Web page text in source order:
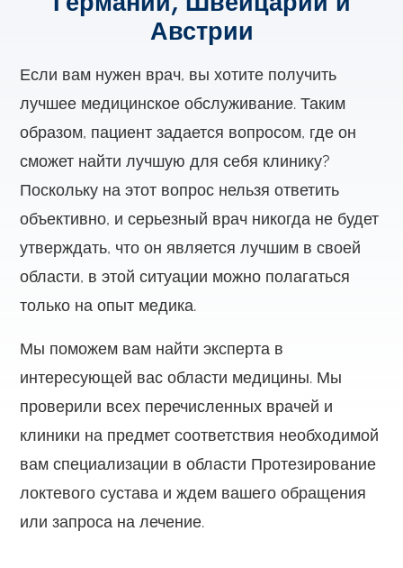
Австрии
Если вам нужен врач, вы хотите получить
лучшее медицинское обслуживание. Таким
образом, пациент задается вопросом, где он
сможет найти лучшую для себя клинику?
Поскольку на этот вопрос нельзя ответить
объективно, и серьезный врач никогда не будет
утверждать, что он является лучшим в своей
области, в этой ситуации можно полагаться
только на опыт медика.
Мы поможем вам найти эксперта в
интересующей вас области медицины. Мы
проверили всех перечисленных врачей и
клиники на предмет соответствия необходимой
вам специализации в области Протезирование
локтевого сустава и ждем вашего обращения
или запроса на лечение.